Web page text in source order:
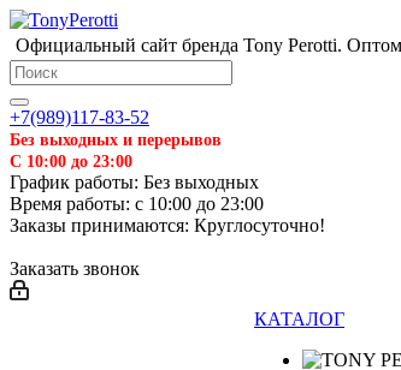
Официальный сайт бренда Tony Perotti.
+7(989)117-83-52
Без выходных и перерывов
С 10:00 до 23:00
График работы: Без выходных
Время работы: с 10:00 до 23:00
Заказы принимаются: Круглосуточно!
Заказать звонок
КАТАЛОГ